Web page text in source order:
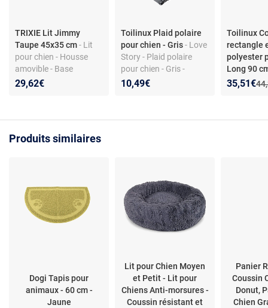
TRIXIE Lit Jimmy
Taupe 45x35 cm- Lit
pour chien - Housse
amovible - Base
antidérapante - Tissu
29,62€
Toilinux Plaid polaire
pour chien - Gris- Love
Story - Plaid polaire
pour chien - Gris -
Design
10,49€
Toilinux
rectangle
polyester
Long 90
Story -
Nouveau
35,51€
Produits similaires
Dogi Tapis pour
animaux - 60 cm -
Jaune
Lit pour Chien Moyen
et Petit - Lit pour
Chiens Anti-morsures -
Coussin résistant et
Panier
Coussin
Donut,
Chien